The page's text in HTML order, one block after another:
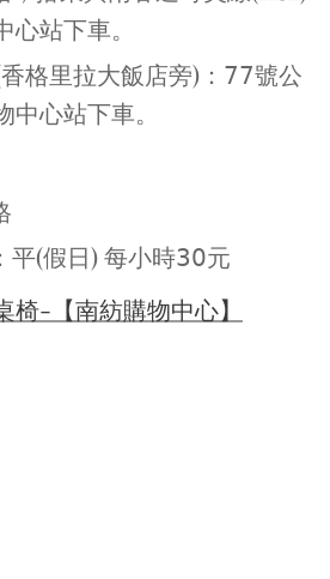
站下車。
格里拉大飯店旁)：𝟩𝟩號公
心站下車。
平(假日) 每小時𝟥𝟢元
椅-【南紡購物中心】